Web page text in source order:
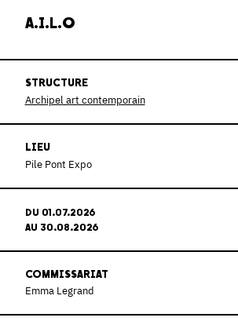
A.I.L.O
STRUCTURE
Archipel art contemporain
LIEU
Pile Pont Expo
DU 01.07.2026
AU 30.08.2026
COMMISSARIAT
Emma Legrand